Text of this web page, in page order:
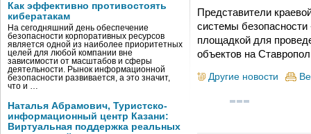
Как эффективно противостоять
кибератакам
На сегодняшний день обеспечение
безопасности корпоративных ресурсов
является одной из наиболее приоритетных
целей для любой компании вне
зависимости от масштабов и сферы
деятельности. Рынок информационной
безопасности развивается, а это значит,
что и …
Наталья Абрамович, Туристско-
информационный центр Казани:
Виртуальная поддержка реальных
Представители
системы
площадкой для
объектов на
Другие новости